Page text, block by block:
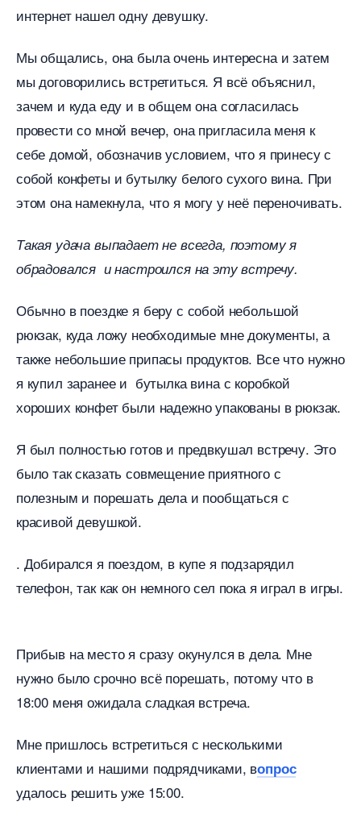
интернет нашел одну девушку.
Мы общались, она была очень интересна и затем
мы договорились встретиться. Я всё объяснил,
зачем и куда еду и в общем она согласилась
провести со мной вечер, она пригласила меня к
себе домой, обозначив условием, что я принесу с
собой конфеты и бутылку белого сухого вина. При
этом она намекнула, что я могу у неё переночивать.
Такая удача выпадает не всегда, поэтому я
обрадовался и настроился на эту встречу.
Обычно в поездке я беру с собой небольшой
рюкзак, куда ложу необходимые мне документы, а
также небольшие припасы продуктов. Все что нужно
я купил заранее и бутылка вина с коробкой
хороших конфет были надежно упакованы в рюкзак.
Я был полностью готов и предвкушал встречу. Это
ыло так сказать совмещение приятного с
полезным и порешать дела и пообщаться с
красивой девушкой.
. Добирался я поездом, в купе я подзарядил
телефон, так как он немного сел пока я играл в игры.
Прибыв на место я сразу окунулся в дела. Мне
нужно было срочно всё порешать, потому что
18:00 меня ожидала сладкая встреча.
Мне пришлось встретиться с несколькими
клиентами и нашими подрядчиками,опрос
удалось решить уже 15:00.